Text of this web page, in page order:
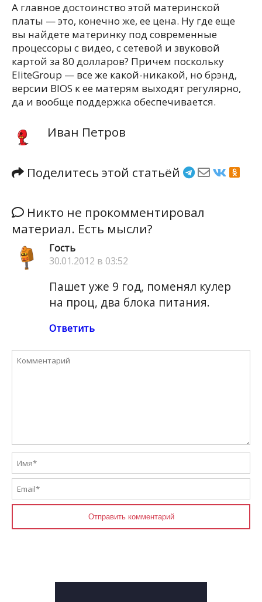
А главное достоинство этой материнской
платы — это, конечно же, ее цена. Ну где еще
вы найдете материнку под современные
процессоры с видео, с сетевой и звуковой
картой за 80 долларов? Причем поскольку
EliteGroup — все же какой-никакой, но брэнд,
версии BIOS к ее матерям выходят регулярно,
да и вообще поддержка обеспечивается.
Иван Петров
Поделитесь этой статьёй
Никто не прокомментировал
материал. Есть мысли?
Гость
30.01.2012 в 03:52
Пашет уже 9 год, поменял кулер
на проц, два блока питания.
Ответить